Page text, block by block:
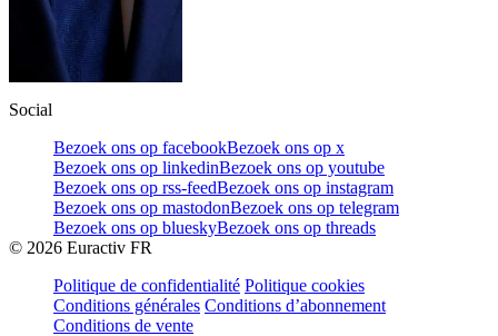
Social
Bezoek ons op facebookBezoek ons op x
Bezoek ons op linkedinBezoek ons op youtube
Bezoek ons op rss-feedBezoek ons op instagram
Bezoek ons op mastodonBezoek ons op telegram
Bezoek ons op blueskyBezoek ons op threads
© 2026 Euractiv FR
Politique de confidentialité Politique cookies
Conditions générales Conditions d’abonnement
Conditions de vente